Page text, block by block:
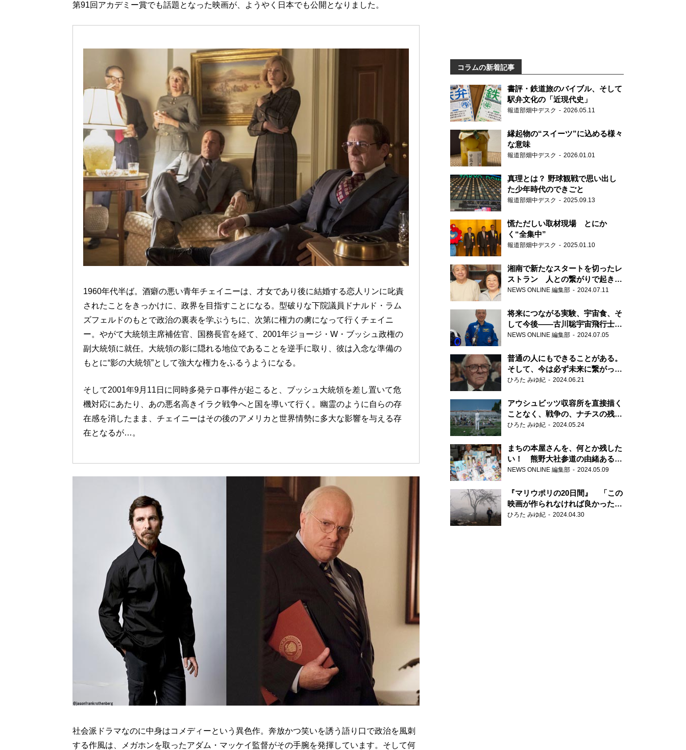
第91回アカデミー賞でも話題となった映画が、ようやく日本でも公開となりました。
1960年代半ば。酒癖の悪い青年チェイニーは、才女であり後に結婚する恋人リンに叱責
されたことをきっかけに、政界を目指すことになる。型破りな下院議員ドナルド・ラム
ズフェルドのもとで政治の裏表を学ぶうちに、次第に権力の虜になって行くチェイニ
ー。やがて大統領主席補佐官、国務長官を経て、2001年ジョージ・W・ブッシュ政権の
副大統領に就任。大統領の影に隠れる地位であることを逆手に取り、彼は入念な準備の
もとに“影の大統領”として強大な権力をふるうようになる。
そして2001年9月11日に同時多発テロ事件が起こると、ブッシュ大統領を差し置いて危
機対応にあたり、あの悪名高きイラク戦争へと国を導いて行く。幽霊のように自らの存
在感を消したまま、チェイニーはその後のアメリカと世界情勢に多大な影響を与える存
在となるが…。
社会派ドラマなのに中身はコメディーという異色作。奔放かつ笑いを誘う語り口で政治を風刺
する作風は、メガホンを取ったアダム・マッケイ監督がその手腕を発揮しています。そして何
コラムの新着記事
書評・鉄道旅のバイブル、そして
駅弁文化の「近現代史」
報道部畑中デスク 2026.05.11
縁起物の“スイーツ”に込める様々
な意味
報道部畑中デスク 2026.01.01
真理とは？ 野球観戦で思い出し
た少年時代のできごと
報道部畑中デスク 2025.09.13
慌ただしい取材現場 とにか
く“全集中”
報道部畑中デスク 2025.01.10
湘南で新たなスタートを切ったレ
ストラン 人との繋がりで起きた
奇跡
NEWS ONLINE 編集部 2024.07.11
将来につながる実験、宇宙食、そ
して今後――古川聡宇宙飛行士単
独インタビュー
NEWS ONLINE 編集部 2024.07.05
普通の人にもできることがある。
そして、今は必ず未来に繋がって
いく……『ONE LIFE 奇跡が繋い
ひろた みゆ紀 2024.06.21
アウシュビッツ収容所を直接描く
ことなく、戦争の、ナチスの残虐
さが見える映画 『関心領域』
ひろた みゆ紀 2024.05.24
まちの本屋さんを、何とか残した
い！ 熊野大社参道の由緒ある書
店・三代目の強い思い
NEWS ONLINE 編集部 2024.05.09
『マリウポリの20日間』 「この
映画が作られなければ良かった」
と語る監督
ひろた みゆ紀 2024.04.30